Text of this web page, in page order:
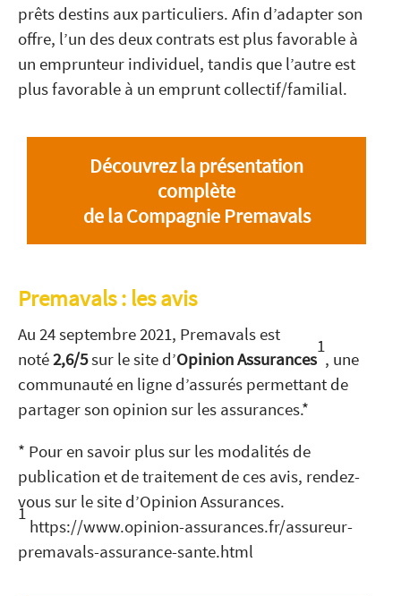
prêts destins aux particuliers. Afin d’adapter son
offre, l’un des deux contrats est plus favorable à
un emprunteur individuel, tandis que l’autre est
plus favorable à un emprunt collectif/familial.
Découvrez la présentation
complète
de la Compagnie Premavals
Premavals : les avis
Au 24 septembre 2021, Premavals est
noté2,6/5sur le site d’Opinion Assurances
1
, une
communauté en ligne d’assurés permettant de
partager son opinion sur les assurances.*
* Pour en savoir plus sur les modalités de
publication et de traitement de ces avis, rendez-
vous sur le site d’Opinion Assurances.
1
https://www.opinion-assurances.fr/assureur-
premavals-assurance-sante.html